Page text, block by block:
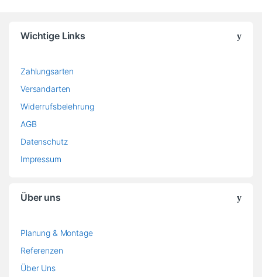
Wichtige Links
Zahlungsarten
Versandarten
Widerrufsbelehrung
AGB
Datenschutz
Impressum
Über uns
Planung & Montage
Referenzen
Über Uns